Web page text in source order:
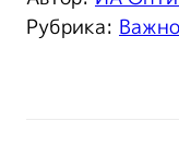
Рубрика: